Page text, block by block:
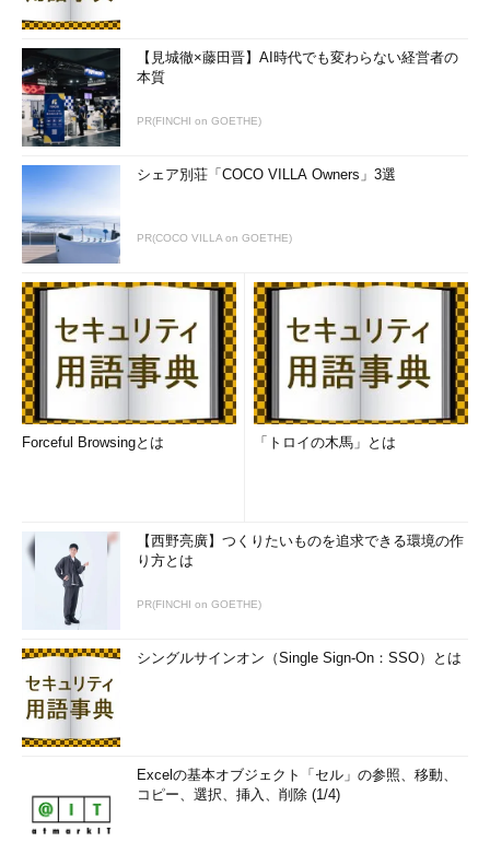
【見城徹×藤田晋】AI時代でも変わらない経営者の
本質
PR(FINCHI on GOETHE)
シェア別荘「COCO VILLA Owners」3選
PR(COCO VILLA on GOETHE)
Forceful Browsingとは 「トロイの木馬」とは
【西野亮廣】つくりたいものを追求できる環境の作
り方とは
PR(FINCHI on GOETHE)
シングルサインオン（Single Sign-On：SSO）とは
Excelの基本オブジェクト「セル」の参照、移動、
コピー、選択、挿入、削除 (1/4)